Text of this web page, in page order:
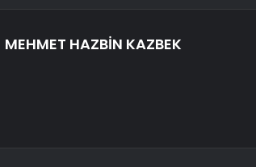
MEHMET HAZBİN KAZBEK